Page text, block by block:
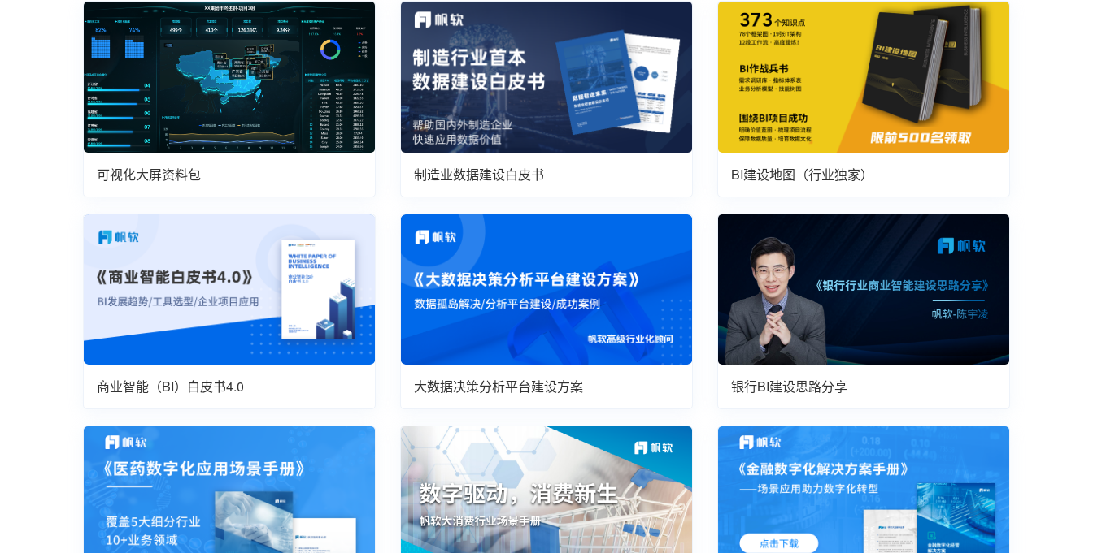
可视化大屏资料包 制造业数据建设白皮书 BI建设地图（行业独家）
商业智能（BI）白皮书4.0 大数据决策分析平台建设方案 银行BI建设思路分享